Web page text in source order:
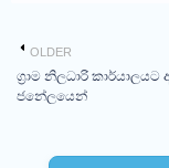
OLDER
ග්‍රාම නිලධාරි
ජනේලයෙන්